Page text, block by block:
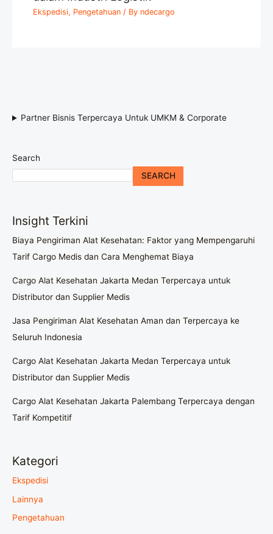
Ekspedisi, Pengetahuan / By ndecargo
Partner Bisnis Terpercaya Untuk UMKM & Corporate
Search
SEARCH
Insight Terkini
Biaya Pengiriman Alat Kesehatan: Faktor yang Mempengaruhi
Tarif Cargo Medis dan Cara Menghemat Biaya
Cargo Alat Kesehatan Jakarta Medan Terpercaya untuk
Distributor dan Supplier Medis
Jasa Pengiriman Alat Kesehatan Aman dan Terpercaya ke
Seluruh Indonesia
Cargo Alat Kesehatan Jakarta Medan Terpercaya untuk
Distributor dan Supplier Medis
Cargo Alat Kesehatan Jakarta Palembang Terpercaya dengan
Tarif Kompetitif
Kategori
Ekspedisi
Lainnya
Pengetahuan